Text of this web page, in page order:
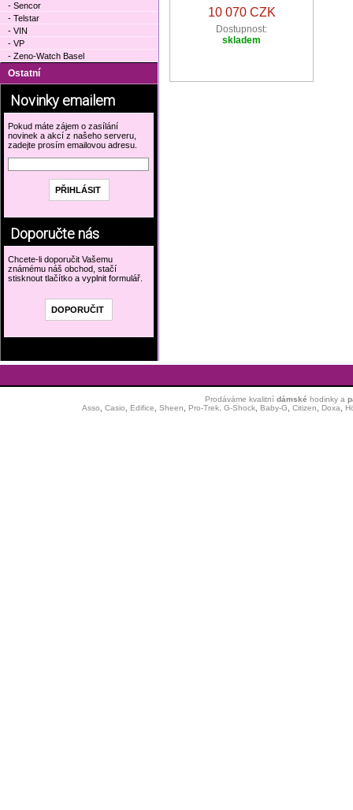
10 070 CZK
Dostupnost:
skladem
- Sencor
- Telstar
- VIN
- VP
- Zeno-Watch Basel
Ostatní
Novinky emailem
Pokud máte zájem o zasílání
novinek a akcí z našeho serveru,
zadejte prosím emailovou adresu.
Doporučte nás
Chcete-li doporučit Vašemu
známému náš obchod, stačí
stisknout tlačítko a vyplnit formulář.
Prodáváme kvalitní dámské hodinkya
Asso
Casio Edifice Sheen Pro-Trek, G-Shock, Baby-G Citizen Doxa